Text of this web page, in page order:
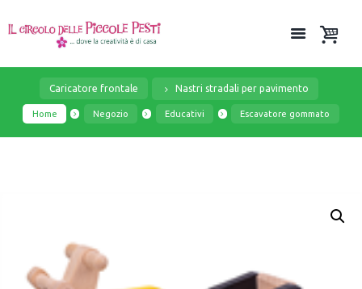
Caricatore frontale Nastri stradali per pavimento
Home Negozio Educativi Escavatore gommato